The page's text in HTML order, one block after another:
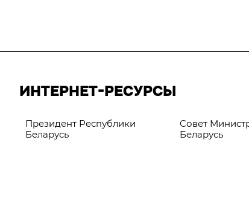
ИНТЕРНЕТ-РЕСУРСЫ
Президент Республики
Беларусь
Совет
Беларусь